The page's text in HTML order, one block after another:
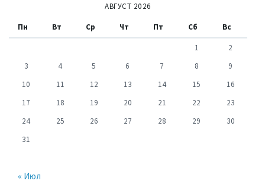
АВГУСТ 2026
Пн Вт Ср Чт Пт Сб Вс
1
2
3
4 5 6 7 8
9
10
11 12 13 14 15
16
17
18 19 20 21 22
23
24
25 26 27 28 29
30
31
« Июл